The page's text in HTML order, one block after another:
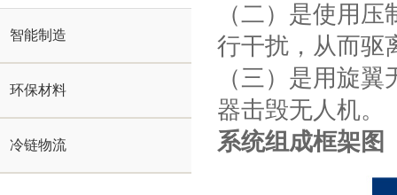
智能制造
环保材料
冷链物流
（二）是使用
行干扰，从而驱
（三）是用旋
器击毁无人机。
系统组成框架图